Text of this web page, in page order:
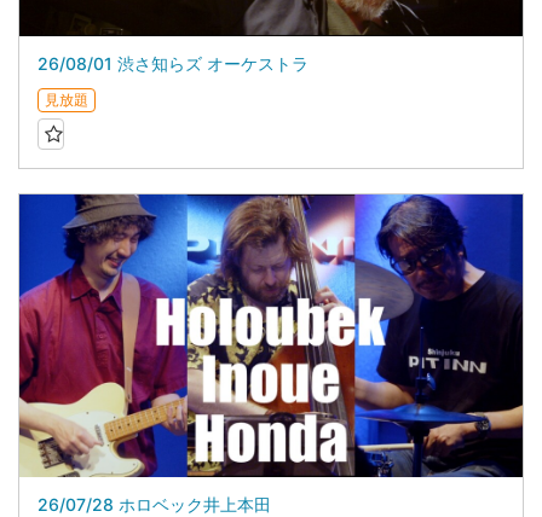
26/08/01 渋さ知らズ オーケストラ
見放題
26/07/28 ホロベック井上本田